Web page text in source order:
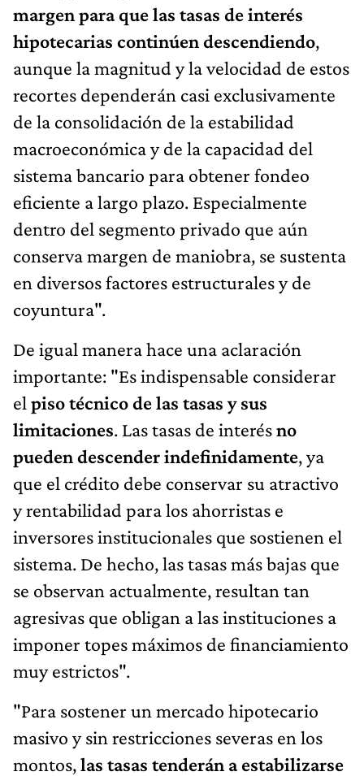
margen para que las tasas de interés
hipotecarias continúen descendiendo,
aunque la magnitud y la velocidad de estos
recortes dependerán casi exclusivamente
de la consolidación de la estabilidad
macroeconómica y de la capacidad del
sistema bancario para obtener fondeo
eficiente a largo plazo. Especialmente
dentro del segmento privado que aún
conserva margen de maniobra, se sustenta
en diversos factores estructurales y de
coyuntura".
De igual manera hace una aclaración
importante: "Es indispensable considerar
el piso técnico de las tasas y sus
limitaciones. Las tasas de interésno
pueden descender indefinidamente, ya
que el crédito debe conservar su atractivo
y rentabilidad para los ahorristas e
inversores institucionales que sostienen el
sistema. De hecho, las tasas más bajas que
se observan actualmente, resultan tan
agresivas que obligan a las instituciones a
imponer topes máximos de financiamiento
muy estrictos".
"Para sostener un mercado hipotecario
masivo y sin restricciones severas en los
montos,las tasas tenderán a estabilizarse